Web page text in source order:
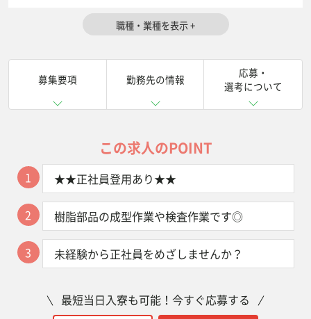
募集要項 勤務先の情報
応募・
選考について
この求人のPOINT
1 ★★正社員登用あり★★
2 樹脂部品の成型作業や検査作業です◎
3 未経験から正社員をめざしませんか？
最短当日入寮も可能！今すぐ応募する